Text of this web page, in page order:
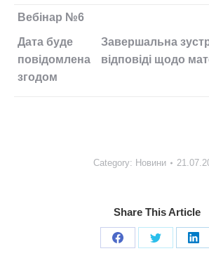
Вебінар №6
Дата буде
повідомлена
згодом
Завершальна
відповіді щодо
Category: Новини
Share This Article
Share
Share